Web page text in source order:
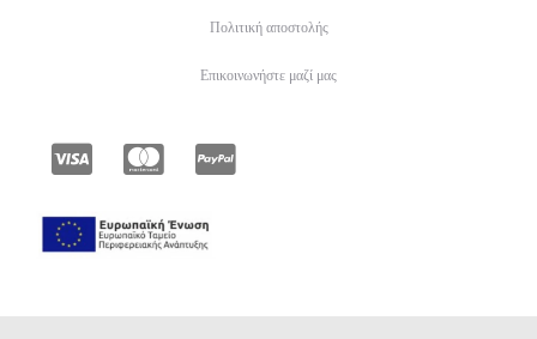
Πολιτική αποστολής
Επικοινωνήστε μαζί μας